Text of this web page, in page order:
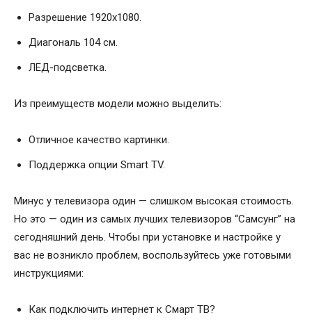
Разрешение 1920х1080.
Диагональ 104 см.
ЛЕД-подсветка.
Из преимуществ модели можно выделить:
Отличное качество картинки.
Поддержка опции Smart TV.
Минус у телевизора один — слишком высокая стоимость.
Но это — один из самых лучших телевизоров “Самсунг” на
сегодняшний день. Чтобы при установке и настройке у
вас не возникло проблем, воспользуйтесь уже готовыми
инструкциями:
Как подключить интернет к Смарт ТВ?